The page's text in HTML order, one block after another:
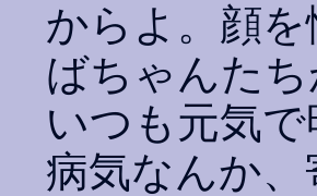
からよ。顔
ばちゃんた
いつも元気
病気なんか